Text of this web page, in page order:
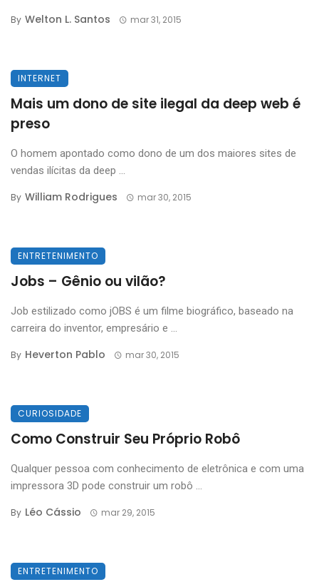
By Welton L. Santos mar 31, 2015
INTERNET
Mais um dono de site ilegal da deep web é
preso
O homem apontado como dono de um dos maiores sites de
vendas ilícitas da deep ...
By William Rodrigues mar 30, 2015
ENTRETENIMENTO
Jobs – Gênio ou vilão?
Job estilizado como jOBS é um filme biográfico, baseado na
carreira do inventor, empresário e ...
By Heverton Pablo mar 30, 2015
CURIOSIDADE
Como Construir Seu Próprio Robô
Qualquer pessoa com conhecimento de eletrônica e com uma
impressora 3D pode construir um robô ...
By Léo Cássio mar 29, 2015
ENTRETENIMENTO